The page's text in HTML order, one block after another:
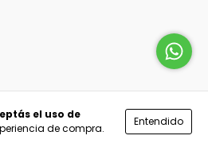
el uso de
de compra.
Entendido